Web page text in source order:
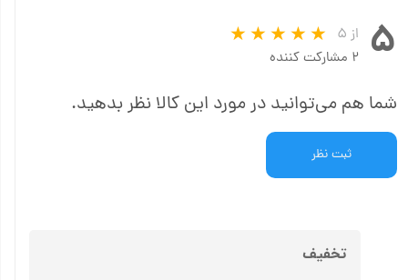
۵
از ۵
۲ مشارکت کننده
شما هم می‌توانید در مورد این کالا نظر بدهید.
ثبت نظر
تخفیف